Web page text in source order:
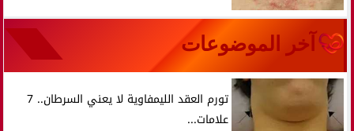
آخر الموضوعات
تورم العقد الليمفاوية لا يعني السرطان.. 7
علامات...